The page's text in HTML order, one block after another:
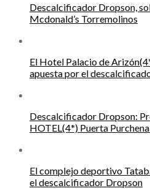
Descalcificador Dropson,
Mcdonald’s Torremolinos
El Hotel Palacio de
apuesta por el
Descalcificador Dropson:
HOTEL(4*) Puerta
El complejo deportivo
el descalcificador Dropson